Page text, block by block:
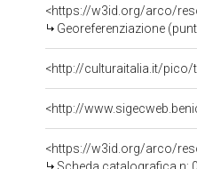
<https://w3id.org/arco/
Georeferenziazione
<http://culturaitalia.it/pico/
<http://
<https://w3id.org/arco/